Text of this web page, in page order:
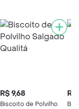
R$ 9,68
Biscoito de Polvilho
R$